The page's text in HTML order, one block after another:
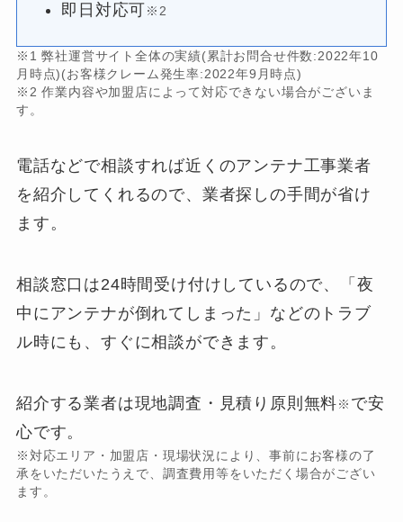
即日対応可※2
※1 弊社運営サイト全体の実績(累計お問合せ件数:2022年10
月時点)(お客様クレーム発生率:2022年9月時点)
※2 作業内容や加盟店によって対応できない場合がございま
す。
電話などで相談すれば近くのアンテナ工事業者
を紹介してくれるので、業者探しの手間が省け
ます。
相談窓口は24時間受け付けしているので、「夜
中にアンテナが倒れてしまった」などのトラブ
ル時にも、すぐに相談ができます。
紹介する業者は現地調査・見積り原則無料※ で安
心です。
※対応エリア・加盟店・現場状況により、事前にお客様の了
承をいただいたうえで、調査費用等をいただく場合がござい
ます。